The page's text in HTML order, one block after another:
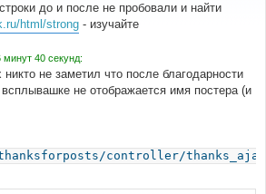
до и после не пробовали и найти
html/strong - изучайте
40 секунд:
не заметил что после благодарности
не отображается имя постера (и
controller/